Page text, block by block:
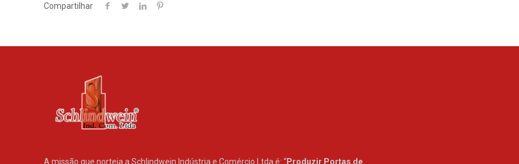
Compartilhar
A missão que norteia a Schlindwein Indústria e Comércio Ltda é: “Produzir Portas de